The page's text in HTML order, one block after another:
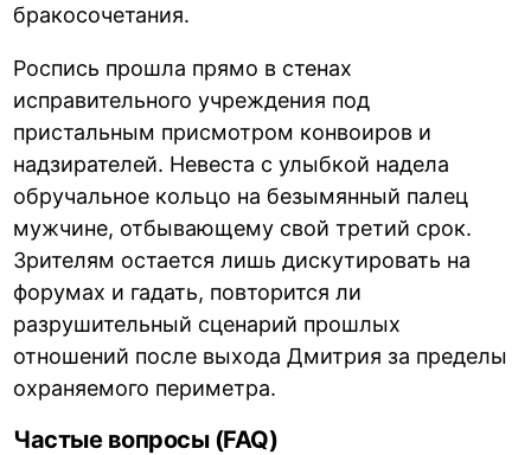
бракосочетания.
Роспись прошла прямо в стенах
исправительного учреждения под
пристальным присмотром конвоиров и
надзирателей. Невеста с улыбкой надела
обручальное кольцо на безымянный палец
мужчине, отбывающему свой третий срок.
Зрителям остается лишь дискутировать на
форумах и гадать, повторится ли
разрушительный сценарий прошлых
отношений после выхода Дмитрия за пределы
охраняемого периметра.
Частые вопросы (FAQ)